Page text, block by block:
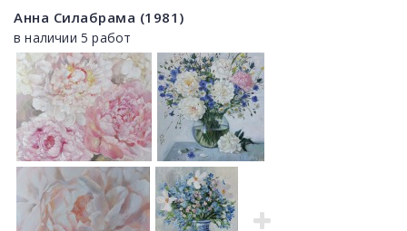
Анна Силабрама (1981)
в наличии 5 работ